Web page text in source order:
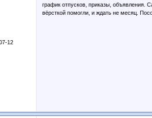
12
график отпусков, приказы, объявления.
вёрсткой помогли, и ждать не месяц.